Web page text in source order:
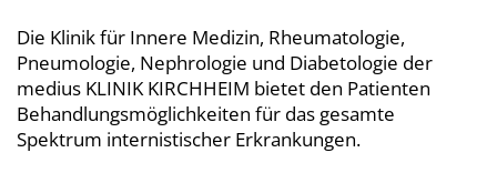
Die Klinik für Innere Medizin, Rheumatologie,
Pneumologie, Nephrologie und Diabetologie der
medius KLINIK KIRCHHEIM bietet den Patienten
Behandlungsmöglichkeiten für das gesamte
Spektrum internistischer Erkrankungen.